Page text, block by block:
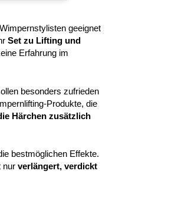
geeignet
Set zu Lifting und
Erfahrung im
besonders zufrieden
Produkte, die
Härchen zusätzlich
bestmöglichen Effekte.
nur verlängert, verdickt